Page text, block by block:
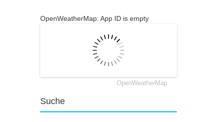
OpenWeatherMap: App ID is empty
OpenWeatherMap
Suche